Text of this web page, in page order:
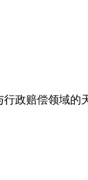
政赔偿领域的